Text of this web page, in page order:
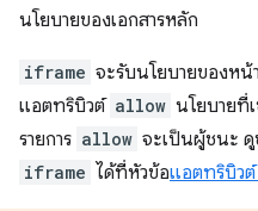
นโยบายของเอกสารหลัก
iframe จะรับนโยบายของห
แอตทริบิวต์ allow นโยบายที่
รายการ allow จะเป็นผู้ชนะ ดู
iframe ได้ที่หัวข้อแอตทริบิวต์